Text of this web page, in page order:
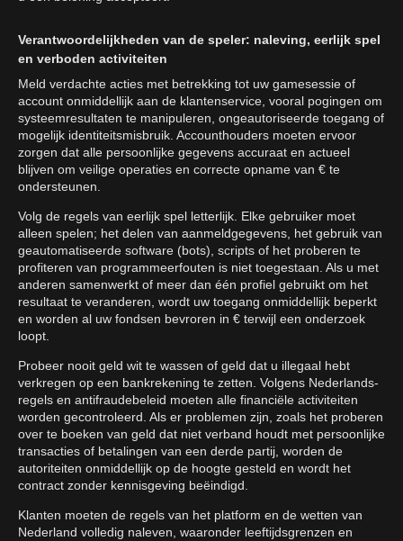
Verantwoordelijkheden van de speler: naleving, eerlijk spel
en verboden activiteiten
Meld verdachte acties met betrekking tot uw gamesessie of
account onmiddellijk aan de klantenservice, vooral pogingen om
systeemresultaten te manipuleren, ongeautoriseerde toegang of
mogelijk identiteitsmisbruik. Accounthouders moeten ervoor
zorgen dat alle persoonlijke gegevens accuraat en actueel
blijven om veilige operaties en correcte opname van € te
ondersteunen.
Volg de regels van eerlijk spel letterlijk. Elke gebruiker moet
alleen spelen; het delen van aanmeldgegevens, het gebruik van
geautomatiseerde software (bots), scripts of het proberen te
profiteren van programmeerfouten is niet toegestaan. Als u met
anderen samenwerkt of meer dan één profiel gebruikt om het
resultaat te veranderen, wordt uw toegang onmiddellijk beperkt
en worden al uw fondsen bevroren in € terwijl een onderzoek
loopt.
Probeer nooit geld wit te wassen of geld dat u illegaal hebt
verkregen op een bankrekening te zetten. Volgens Nederlands-
regels en antifraudebeleid moeten alle financiële activiteiten
worden gecontroleerd. Als er problemen zijn, zoals het proberen
over te boeken van geld dat niet verband houdt met persoonlijke
transacties of betalingen van een derde partij, worden de
autoriteiten onmiddellijk op de hoogte gesteld en wordt het
contract zonder kennisgeving beëindigd.
Klanten moeten de regels van het platform en de wetten van
Nederland volledig naleven, waaronder leeftijdsgrenzen en